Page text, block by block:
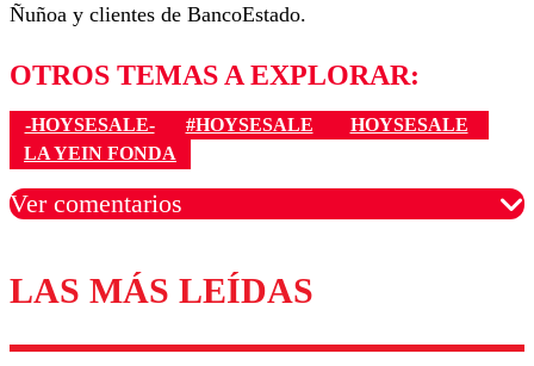
Ñuñoa y clientes de BancoEstado.
OTROS TEMAS A EXPLORAR:
-HOYSESALE- #HOYSESALE
HOYSESALE
LA YEIN FONDA
Ver comentarios
Los comentarios son moderados para garantizar un
diálogo respetuoso.
Nombre
LAS MÁS LEÍDAS